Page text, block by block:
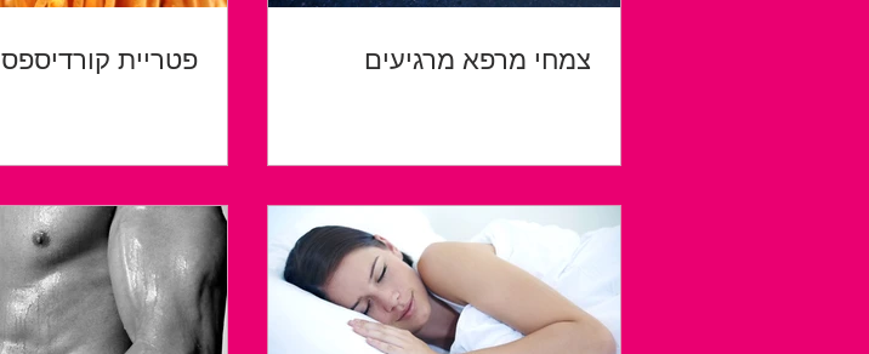
צמחי מרפא מרגיעים פטריית קורדיספס